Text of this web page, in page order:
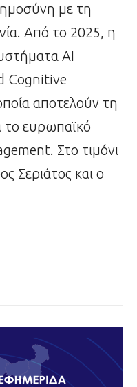
με τη
Από το 2025, η
AI
Cognitive
αποτελούν τη
το ευρωπαϊκό
Στο τιμόνι
Σεριάτος και ο